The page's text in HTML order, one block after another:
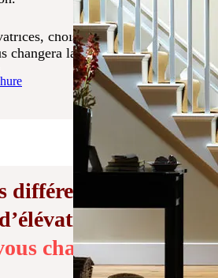
différentes
changer la vie
de vies Stannah a changé
ascenseurs privatifs et
choisissez la solution
changera la vie.